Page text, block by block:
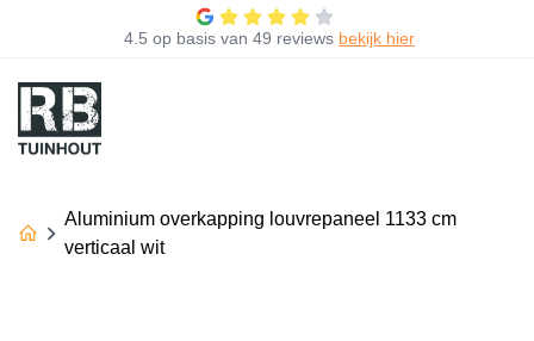
4.5 op basis van 49 reviews bekijk hier
Aluminium overkapping louvrepaneel 1133 cm
verticaal wit